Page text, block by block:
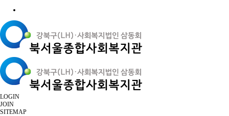
LOGIN
JOIN
SITEMAP